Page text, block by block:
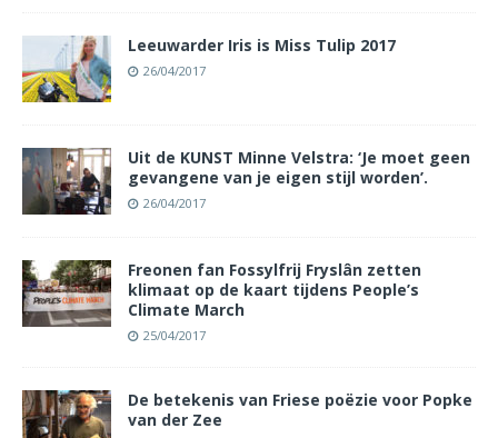
Leeuwarder Iris is Miss Tulip 2017
26/04/2017
Uit de KUNST Minne Velstra: ‘Je moet geen
gevangene van je eigen stijl worden’.
26/04/2017
Freonen fan Fossylfrij Fryslân zetten
klimaat op de kaart tijdens People’s
Climate March
25/04/2017
De betekenis van Friese poëzie voor Popke
van der Zee